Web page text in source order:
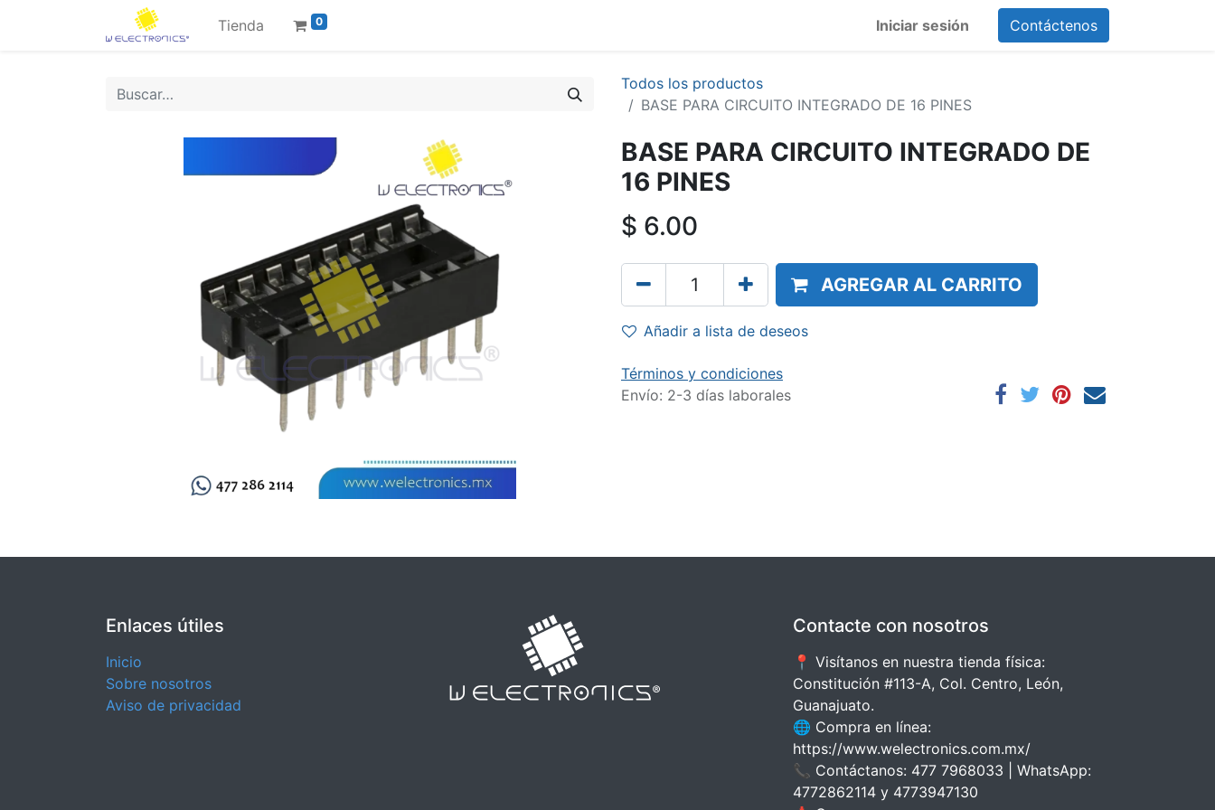
Tienda 0 Iniciar sesión Contáctenos
Todos los productos
BASE PARA CIRCUITO INTEGRADO DE 16 PINES
BASE PARA CIRCUITO INTEGRADO DE
16 PINES
$ 6.00
AGREGAR AL CARRITO
Añadir a lista de deseos
Términos y condiciones
Envío: 2-3 días laborales
Enlaces útiles
Inicio
Sobre nosotros
Aviso de privacidad
Contacte con nosotros
📍 Visítanos en nuestra tienda física:
Constitución #113-A, Col. Centro, León,
Guanajuato.
🌐 Compra en línea:
https://www.welectronics.com.mx/
📞 Contáctanos: 477 7968033 | WhatsApp:
4772862114 y 4773947130